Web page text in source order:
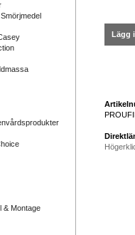
& Montage
Lägg